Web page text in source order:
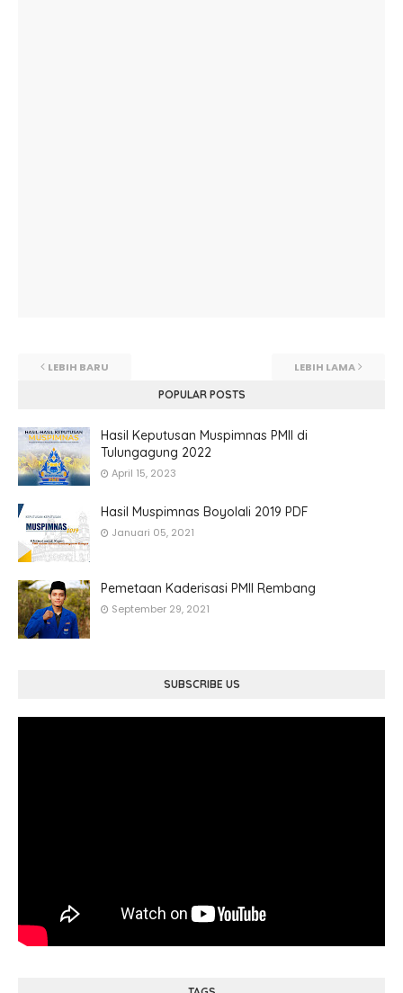
LEBIH BARU LEBIH LAMA
POPULAR POSTS
Hasil Keputusan Muspimnas PMII di
Tulungagung 2022
April 15, 2023
Hasil Muspimnas Boyolali 2019 PDF
Januari 05, 2021
Pemetaan Kaderisasi PMII Rembang
September 29, 2021
SUBSCRIBE US